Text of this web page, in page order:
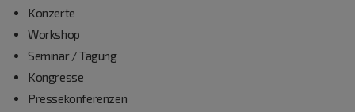
Konzerte
Workshop
Seminar / Tagung
Kongresse
Pressekonferenzen